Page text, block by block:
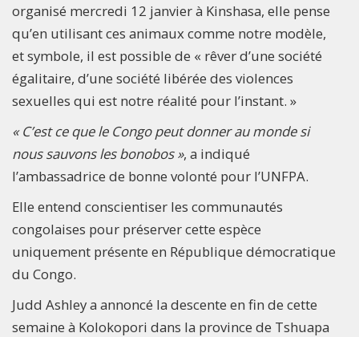
organisé mercredi 12 janvier à Kinshasa, elle pense
qu’en utilisant ces animaux comme notre modèle,
et symbole, il est possible de « rêver d’une société
égalitaire, d’une société libérée des violences
sexuelles qui est notre réalité pour l’instant. »
« C’est ce que le Congo peut donner au monde si
nous sauvons les bonobos », a indiqué
l’ambassadrice de bonne volonté pour l’UNFPA.
Elle entend conscientiser les communautés
congolaises pour préserver cette espèce
uniquement présente en République démocratique
du Congo.
Judd Ashley a annoncé la descente en fin de cette
semaine à Kolokopori dans la province de Tshuapa